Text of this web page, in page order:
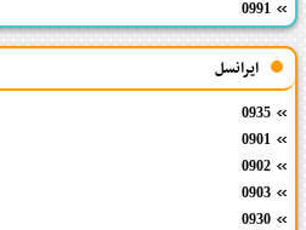
0991
ایرانسل
0935
0901
0902
0903
0930